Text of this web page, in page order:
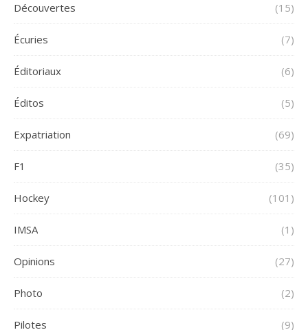
Découvertes (15)
Écuries (7)
Éditoriaux (6)
Éditos (5)
Expatriation (69)
F1 (35)
Hockey (101)
IMSA (1)
Opinions (27)
Photo (2)
Pilotes (9)